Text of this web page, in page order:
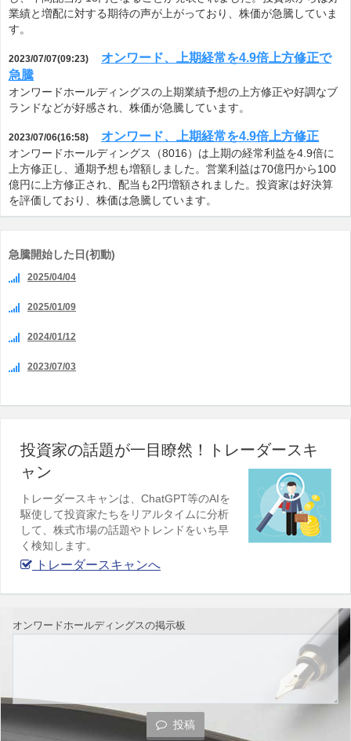
業績と増配に対する期待の声が上がっており、株価が急騰していま
す。
2023/07/07(09:23)
オンワード、上期経常を4.9倍上方修正で
急騰
オンワードホールディングスの上期業績予想の上方修正や好調なブ
ランドなどが好感され、株価が急騰しています。
2023/07/06(16:58) オンワード、上期経常を4.9倍上方修正
オンワードホールディングス（8016）は上期の経常利益を4.9倍に
上方修正し、通期予想も増額しました。営業利益は70億円から100
億円に上方修正され、配当も2円増額されました。投資家は好決算
を評価しており、株価は急騰しています。
急騰開始した日(初動)
2025/04/04
2025/01/09
2024/01/12
2023/07/03
投資家の話題が一目瞭然！トレーダースキ
ャン
トレーダースキャンは、ChatGPT等のAIを
駆使して投資家たちをリアルタイムに分析
して、株式市場の話題やトレンドをいち早
く検知します。
トレーダースキャンへ
オンワードホールディングスの掲示板
投稿